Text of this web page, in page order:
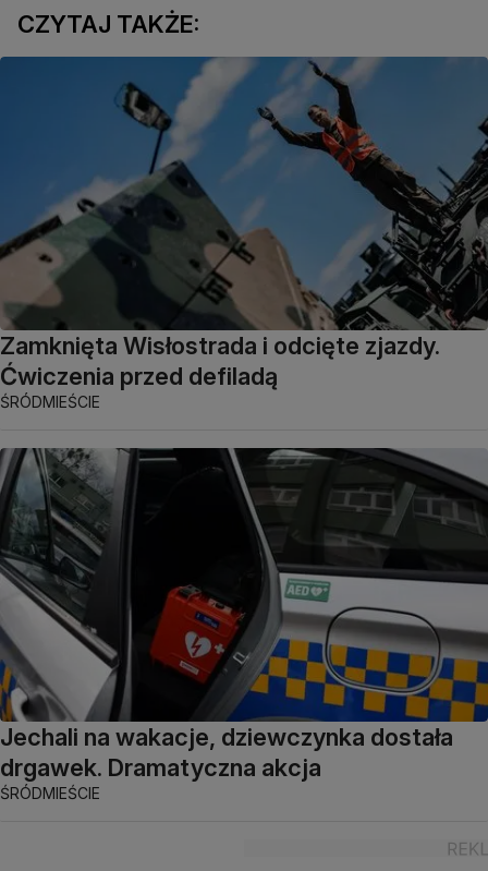
CZYTAJ TAKŻE:
Zamknięta Wisłostrada i odcięte zjazdy.
Ćwiczenia przed defiladą
ŚRÓDMIEŚCIE
Jechali na wakacje, dziewczynka dostała
drgawek. Dramatyczna akcja
ŚRÓDMIEŚCIE